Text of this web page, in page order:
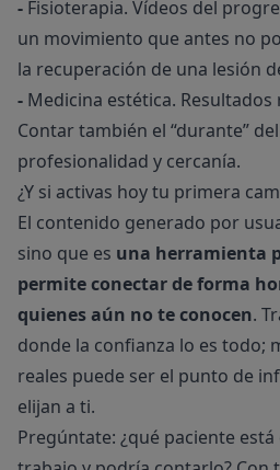
- Fisioterapia. Vídeos del
un movimiento que antes no
la recuperación de una lesión
- Medicina estética.
Contar también el “durante”
profesionalidad y cercanía.
¿Y si activas hoy tu primera
El contenido generado por
sino que es una herramienta
permite conectar de forma
quienes aún no te conocen.
donde la confianza lo es todo;
reales puede ser el punto de
elijan a ti.
Pregúntate: ¿qué paciente